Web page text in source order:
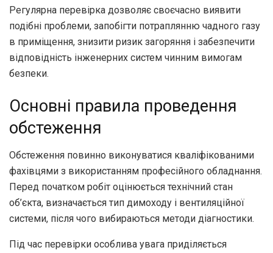
Регулярна перевірка дозволяє своєчасно виявити
подібні проблеми, запобігти потраплянню чадного газу
в приміщення, знизити ризик загоряння і забезпечити
відповідність інженерних систем чинним вимогам
безпеки.
Основні правила проведення
обстеження
Обстеження повинно виконуватися кваліфікованими
фахівцями з використанням професійного обладнання.
Перед початком робіт оцінюється технічний стан
об’єкта, визначається тип димоходу і вентиляційної
системи, після чого вибираються методи діагностики.
Під час перевірки особлива увага приділяється